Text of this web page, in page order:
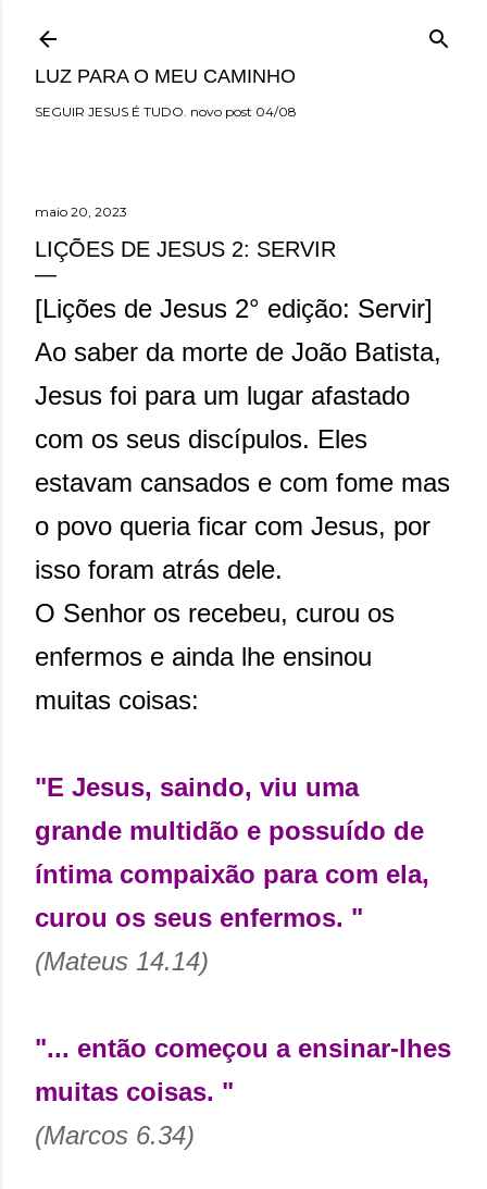
LUZ PARA O MEU CAMINHO
SEGUIR JESUS É TUDO. novo post 04/08
maio 20, 2023
LIÇÕES DE JESUS 2: SERVIR
[Lições de Jesus 2° edição: Servir]
Ao saber da morte de João Batista,
Jesus foi para um lugar afastado
com os seus discípulos. Eles
estavam cansados e com fome mas
o povo queria ficar com Jesus, por
isso foram atrás dele.
O Senhor os recebeu, curou os
enfermos e ainda lhe ensinou
muitas coisas:
"E Jesus, saindo, viu uma
grande multidão e possuído de
íntima compaixão para com ela,
curou os seus enfermos. "
(Mateus 14.14)
"... então começou a ensinar-lhes
muitas coisas. "
(Marcos 6.34)